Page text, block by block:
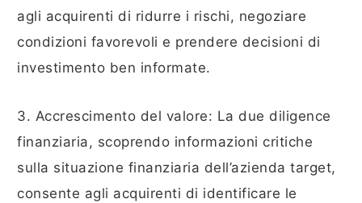
agli acquirenti di ridurre i rischi, negoziare
condizioni favorevoli e prendere decisioni di
investimento ben informate.
3. Accrescimento del valore: La due diligence
finanziaria, scoprendo informazioni critiche
sulla situazione finanziaria dell’azienda target,
consente agli acquirenti di identificare le